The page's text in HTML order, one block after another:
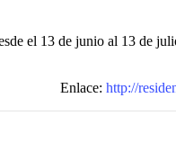
el 13 de junio al 13 de
Enlace: http://